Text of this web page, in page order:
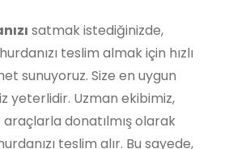
satmak istediğinizde,
teslim almak için hızlı
sunuyoruz. Size en uygun
yeterlidir. Uzman ekibimiz,
donatılmış olarak
teslim alır. Bu sayede,